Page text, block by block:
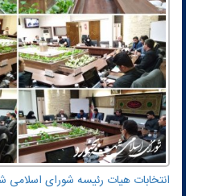
انتخابات هیات رئیسه شورای اسلامی